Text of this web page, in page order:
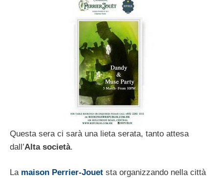
Questa sera ci sarà una lieta serata, tanto attesa
dall’Alta società.
La maison Perrier-Jouet sta organizzando nella città